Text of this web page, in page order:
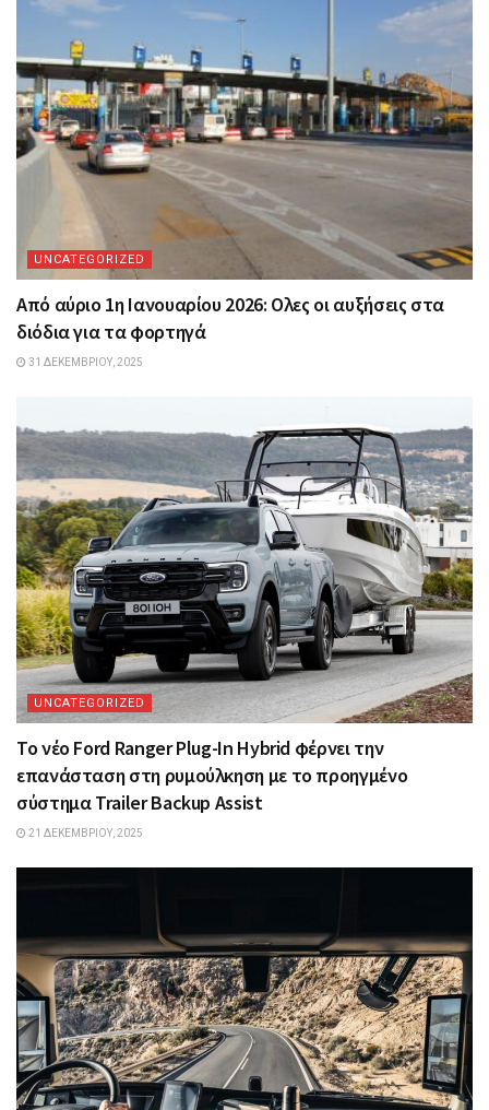
UNCATEGORIZED
Από αύριο 1η Ιανουαρίου 2026: Oλες οι αυξήσεις στα
διόδια για τα φορτηγά
31 ΔΕΚΕΜΒΡΊΟΥ, 2025
UNCATEGORIZED
Το νέο Ford Ranger Plug-In Hybrid φέρνει την
επανάσταση στη ρυμούλκηση με το προηγμένο
σύστημα Trailer Backup Assist
21 ΔΕΚΕΜΒΡΊΟΥ, 2025